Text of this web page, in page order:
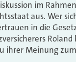
im
aus. Wer
in die
ihrer Meinung